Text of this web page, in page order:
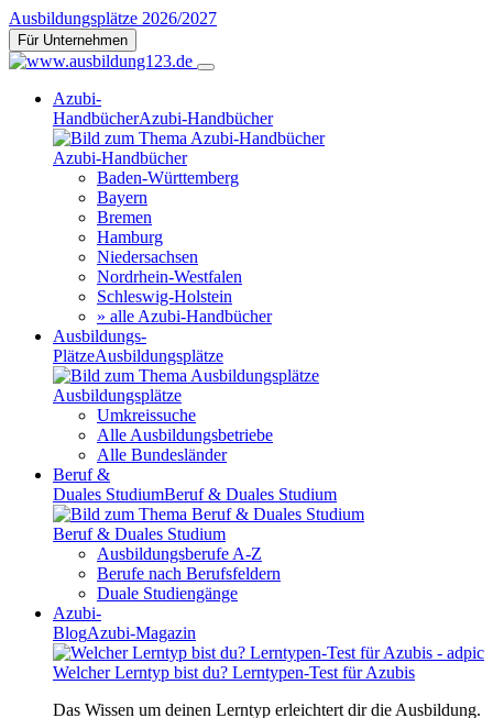
Ausbildungsplätze 2026/2027
Für Unternehmen
Azubi-
HandbücherAzubi-Handbücher
Azubi-Handbücher
Baden-Württemberg
Bayern
Bremen
Hamburg
Niedersachsen
Nordrhein-Westfalen
Schleswig-Holstein
» alle Azubi-Handbücher
Ausbildungs-
PlätzeAusbildungsplätze
Ausbildungsplätze
Umkreissuche
Alle Ausbildungsbetriebe
Alle Bundesländer
Beruf &
Duales StudiumBeruf & Duales Studium
Beruf & Duales Studium
Ausbildungsberufe A-Z
Berufe nach Berufsfeldern
Duale Studiengänge
Azubi-
BlogAzubi-Magazin
Welcher Lerntyp bist du? Lerntypen-Test für Azubis
Das Wissen um deinen Lerntyp erleichtert dir die Ausbildung.